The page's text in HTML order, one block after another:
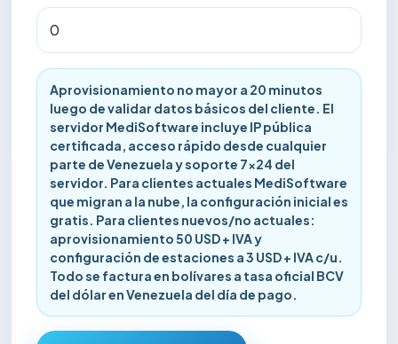
Aprovisionamiento no mayor a 20 minutos
luego de validar datos básicos del cliente. El
servidor MediSoftware incluye IP pública
certificada, acceso rápido desde cualquier
parte de Venezuela y soporte 7x24 del
servidor. Para clientes actuales MediSoftware
que migran a la nube, la configuración inicial es
gratis. Para clientes nuevos/no actuales:
aprovisionamiento 50 USD + IVA y
configuración de estaciones a 3 USD + IVA c/u.
Todo se factura en bolívares a tasa oficial BCV
del dólar en Venezuela del día de pago.